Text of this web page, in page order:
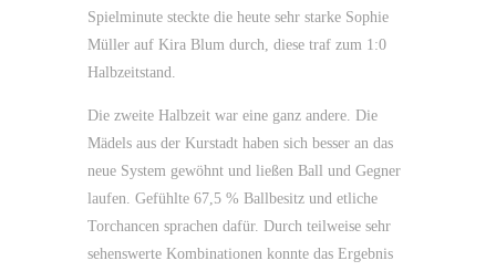
Spielminute steckte die heute sehr starke Sophie
Müller auf Kira Blum durch, diese traf zum 1:0
Halbzeitstand.
Die zweite Halbzeit war eine ganz andere. Die
Mädels aus der Kurstadt haben sich besser an das
neue System gewöhnt und ließen Ball und Gegner
laufen. Gefühlte 67,5 % Ballbesitz und etliche
Torchancen sprachen dafür. Durch teilweise sehr
sehenswerte Kombinationen konnte das Ergebnis